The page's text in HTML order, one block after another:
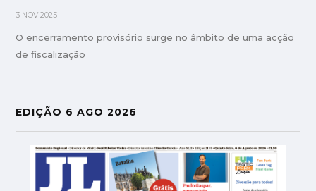
3 NOV 2025
O encerramento provisório surge no âmbito de uma acção
de fiscalização
EDIÇÃO 6 AGO 2026